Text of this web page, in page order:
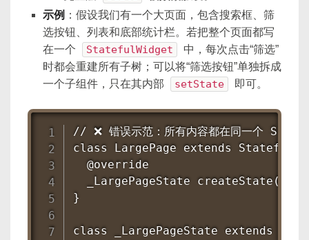
示例 ：假设我们有一个大页面，包含搜索框、筛
选按钮、列表和底部统计栏。若把整个页面都写
在一个
StatefulWidget
中，每次点击“筛选”
时都会重建所有子树；可以将“筛选按钮”单独拆成
一个子组件，只在其内部
setState 即可。
// ❌ 错误示范：所有内容都在同一个
class LargePage extends
  @override
_LargePageState createState()
}
class _LargePageState extends